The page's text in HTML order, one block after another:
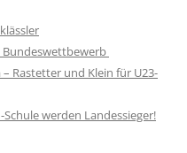
Bundeswettbewerb
Rastetter und Klein für U23-
werden Landessieger!